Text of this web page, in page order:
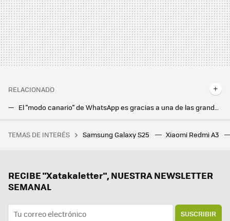
RELACIONADO
El "modo canario" de WhatsApp es gracias a una de las grandes ventajas de Android. Así puedes tenerlo en cualquier aplicación
Usar los chatbots del banco siempre ha sido frustrante, pero BBVA quiere cambiarlo. Y cuenta con OpenAI
El Corte Inglés nos lo pone fácil para renovar tele: descuentos de hasta el 51% en las mejores marcas
TEMAS DE INTERÉS Samsung Galaxy S25 Xiaomi Redmi A3
RECIBE "Xatakaletter", NUESTRA NEWSLETTER
SEMANAL
SUSCRIBIR